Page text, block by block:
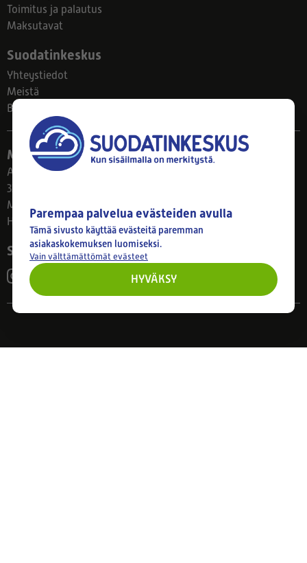
Toimitus ja palautus
Maksutavat
Suodatinkeskus
Yhteystiedot
Meistä
Blogi
Myymälä
Ahlmanintie 61
33800 Tampere
Ma–Pe 8–17
Huom! Myymälän poikkeusaukiolot: 27.7.-21.8. klo 8-16
Seuraa meitä
Parempaa palvelua evästeiden avulla
Tämä sivusto käyttää evästeitä paremman
asiakaskokemuksen luomiseksi.
Vain välttämättömät evästeet
HYVÄKSY